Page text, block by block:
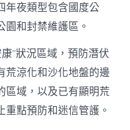
年夜類型包含國度公
園和封禁維護區。
”狀況區域，預防潛伏
荒涼化和沙化地盤的邊
區域，以及已有顯明荒
點預防和迷信管護。